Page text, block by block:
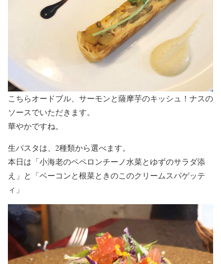
こちらオードブル、サーモンと薩摩芋のキッシュ！ナスの
ソースでいただきます。
華やかですね。
生パスタは、2種類から選べます。
本日は「小海老のペペロンチーノ水菜とゆずのサラダ添
え」と「ベーコンと根菜ときのこのクリームスパゲッテ
ィ」